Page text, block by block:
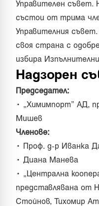
Управителен съвет.
състои от трима
Управителния
своя страна с
избира
Надзорен
Председател:
• „Химимпорт” АД,
Мишев
Членове:
• Проф. д-р Иванка
• Диана Манева
• „Централна
представлявана от
Стойнов, Тихомир